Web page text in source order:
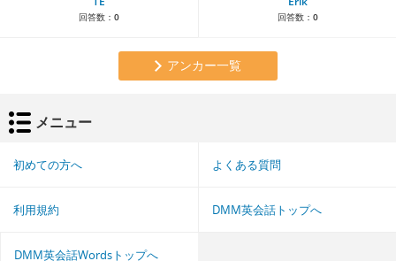
回答数： 0 回答数： 0
アンカー一覧
メニュー
初めての方へ よくある質問
利用規約 DMM英会話トップへ
DMM英会話Wordsトップへ